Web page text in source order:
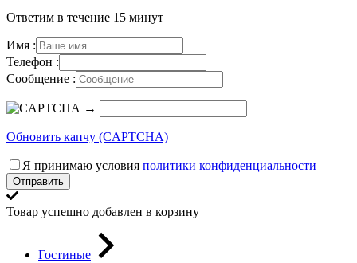
Ответим в течение 15 минут
Имя :
Телефон :
Сообщение :
→
Обновить капчу (CAPTCHA)
Я принимаю условия политики конфиденциальности
Отправить
Товар успешно добавлен в корзину
Гостиные